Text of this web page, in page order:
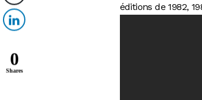
éditions de 1982,
0
Shares